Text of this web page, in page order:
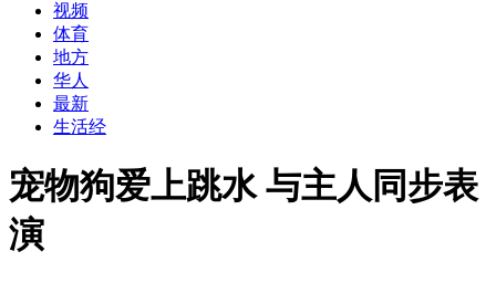
视频
体育
地方
华人
最新
生活经
宠物狗爱上跳水 与主人同步表
演